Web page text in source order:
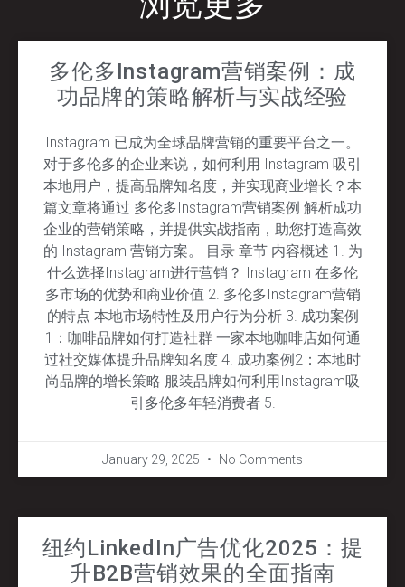
多伦多Instagram营销案例：成
功品牌的策略解析与实战经验
Instagram 已成为全球品牌营销的重要平台之一。
对于多伦多的企业来说，如何利用 Instagram 吸引
本地用户，提高品牌知名度，并实现商业增长？本
篇文章将通过 多伦多Instagram营销案例 解析成功
企业的营销策略，并提供实战指南，助您打造高效
的 Instagram 营销方案。 目录 章节 内容概述 1. 为
什么选择Instagram进行营销？ Instagram 在多伦
多市场的优势和商业价值 2. 多伦多Instagram营销
的特点 本地市场特性及用户行为分析 3. 成功案例
1：咖啡品牌如何打造社群 一家本地咖啡店如何通
过社交媒体提升品牌知名度 4. 成功案例2：本地时
尚品牌的增长策略 服装品牌如何利用Instagram吸
引多伦多年轻消费者 5.
January 29, 2025 No Comments
纽约LinkedIn广告优化2025：提
升B2B营销效果的全面指南